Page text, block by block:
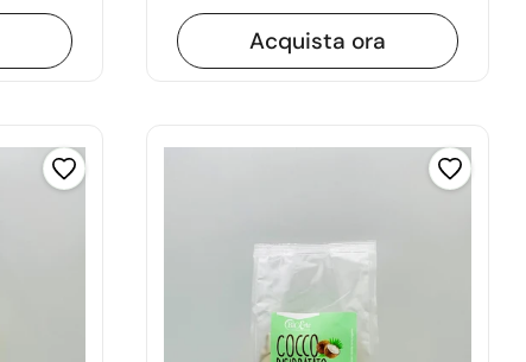
Acquista ora